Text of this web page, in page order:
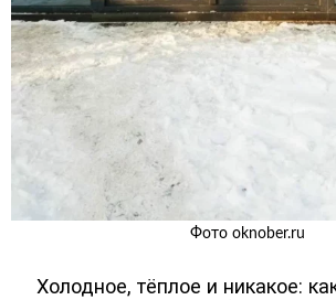
Фото oknober.ru
Холодное, тёплое и никакое: